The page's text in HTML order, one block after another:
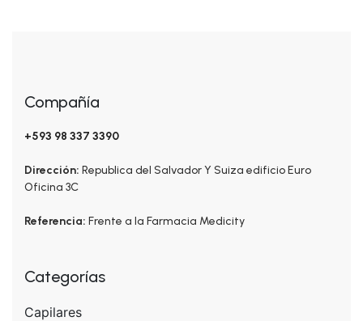
Compañía
+593 98 337 3390
Dirección: Republica del Salvador Y Suiza edificio Euro
Oficina 3C
Referencia: Frente a la Farmacia Medicity
Categorías
Capilares